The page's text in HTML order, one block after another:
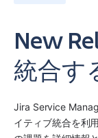
New
統合す
Jira Service
イティブ統合を利